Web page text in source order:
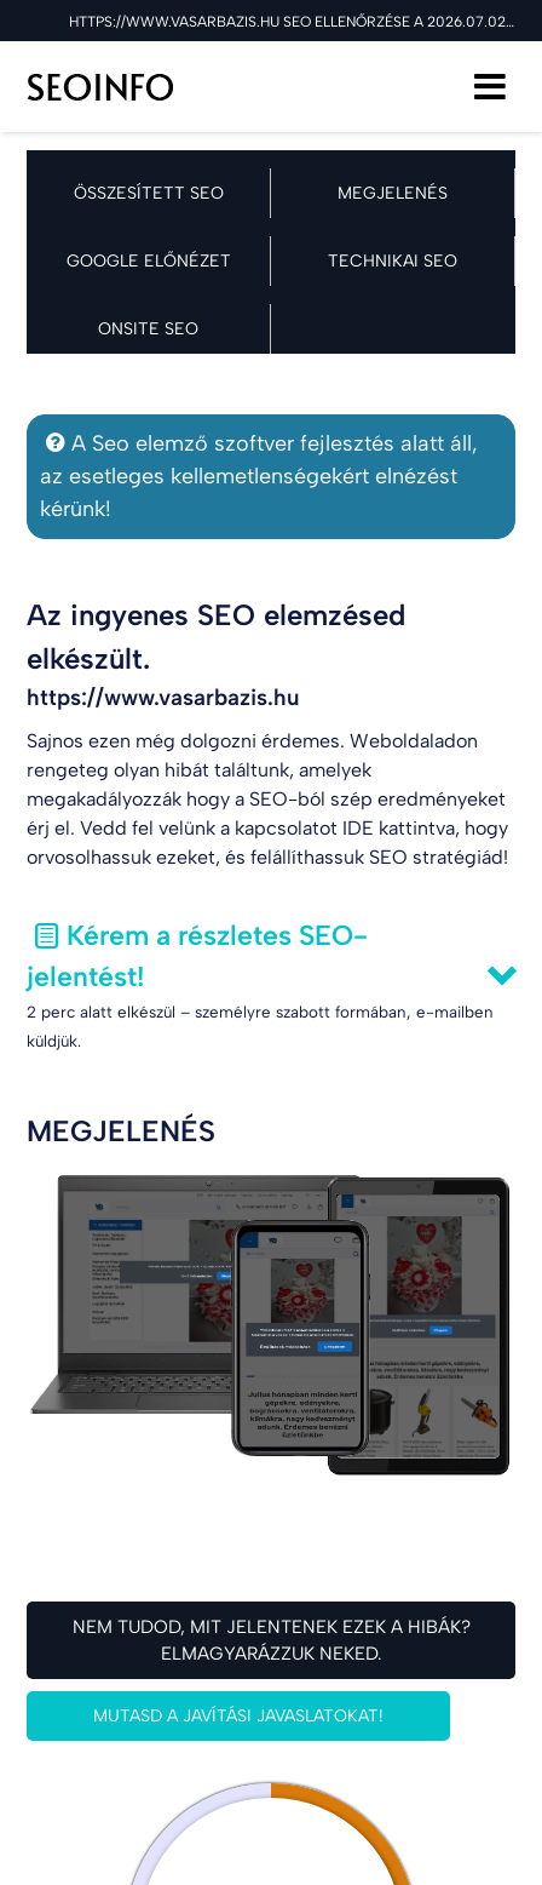
HTTPS://WWW.VASARBAZIS.HU SEO ELLENŐRZÉSE A 2026.07.02 NAPON
ÖSSZESÍTETT SEO MEGJELENÉS
GOOGLE ELŐNÉZET TECHNIKAI SEO
ONSITE SEO
A Seo elemző szoftver fejlesztés alatt áll,
az esetleges kellemetlenségekért elnézést
kérünk!
Az ingyenes SEO elemzésed
elkészült.
https://www.vasarbazis.hu
Sajnos ezen még dolgozni érdemes. Weboldaladon
rengeteg olyan hibát találtunk, amelyek
megakadályozzák hogy a SEO-ból szép eredményeket
érj el. Vedd fel velünk a kapcsolatot IDE kattintva, hogy
orvosolhassuk ezeket, és felállíthassuk SEO stratégiád!
Kérem a részletes SEO-
jelentést!
2 perc alatt elkészül – személyre szabott formában, e-mailben
küldjük.
MEGJELENÉS
NEM TUDOD, MIT JELENTENEK EZEK A HIBÁK?
ELMAGYARÁZZUK NEKED.
MUTASD A JAVÍTÁSI JAVASLATOKAT!